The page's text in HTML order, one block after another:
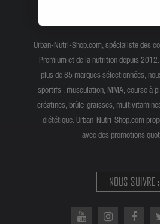
Urban-Nutri-Shop.com, spécialiste des
Premium et de la nutrition depuis
plus de 85 marques sélectionnées,
sportifs : musculation, MMA, course à
créatines, brûle-graisses,
diététique. Urban-Nutri-Shop.com
avec des promotions
NOUS SUIVRE :